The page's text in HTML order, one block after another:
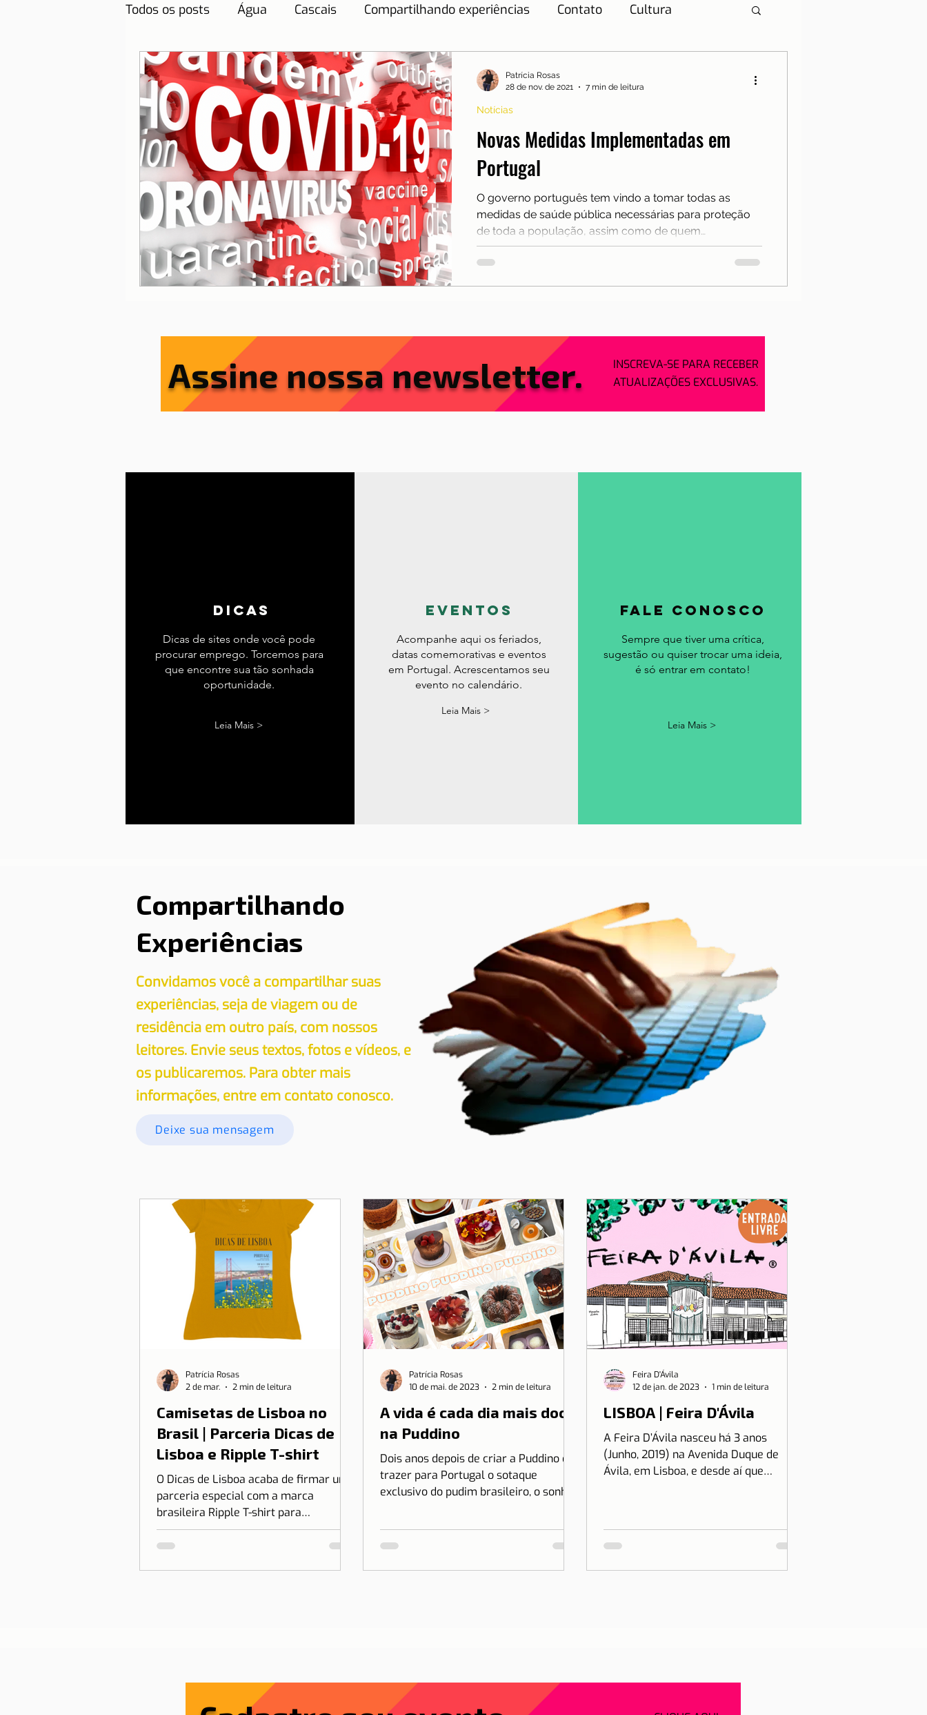
Todos os posts Água Cascais Compartilhando experiências Contato Cultura
Curiosidades Destinos Dicas de Hotéis Dicas de Restaurantes
Documentos necessários Educação Emprego
Lisboa com crianças Mobilidade Moradia Morar em Lisboa
Porto Portugal Reflexões Reino Unido Saúde Serra da Estrela
Serviços essenciais Sítios e freguesias Sobre nós
Novas Medidas Implementadas em
Portugal
O governo português tem vindo a tomar todas as
medidas de saúde pública necessárias para proteção
de toda a população, assim como de quem…
Notícias
Patrícia Rosas
28 de nov. de 2021
7 min de leitura
Assine nossa newsletter.
INSCREVA-SE PARA RECEBER
ATUALIZAÇÕES EXCLUSIVAS.
dicas
Dicas de sites onde você pode
procurar emprego. Torcemos para
que encontre sua tão sonhada
oportunidade.
Leia Mais >
eventos
Acompanhe aqui os feriados,
datas comemorativas e eventos
em Portugal. Acrescentamos seu
evento no calendário.
Leia Mais >
fale conosco
Sempre que tiver uma crítica,
sugestão ou quiser trocar uma ideia,
é só entrar em contato!
Leia Mais >
Compartilhando
Experiências
Convidamos você a compartilhar suas
experiências, seja de viagem ou de
residência em outro país, com nossos
leitores. Envie seus textos, fotos e vídeos, e
os publicaremos. Para obter mais
informações, entre em contato conosco.
Deixe sua mensagem
Camisetas de Lisboa no
Brasil | Parceria Dicas de
Lisboa e Ripple T-shirt
O Dicas de Lisboa acaba de firmar uma
parceria especial com a marca
brasileira Ripple T-shirt para
transformar o nosso amor por Lisboa
em algo que você pode vestir.
Patrícia Rosas
2 de mar.
2 min de leitura
A vida é cada dia mais doce
na Puddino
Dois anos depois de criar a Puddino e
trazer para Portugal o sotaque
exclusivo do pudim brasileiro, o sonho
Patrícia Rosas
10 de mai. de 2023
2 min de leitura
LISBOA | Feira D'Ávila
A Feira D’Ávila nasceu há 3 anos
(Junho, 2019) na Avenida Duque de
Ávila, em Lisboa, e desde aí que
Feira D'Ávila
12 de jan. de 2023
1 min de leitura